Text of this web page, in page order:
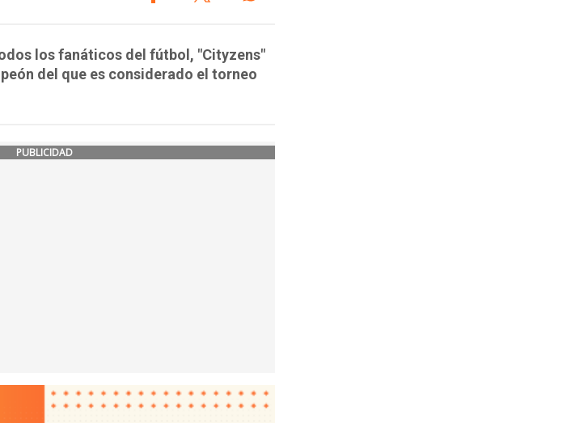
los fanáticos del fútbol, "Cityzens"
del que es considerado el torneo
PUBLICIDAD